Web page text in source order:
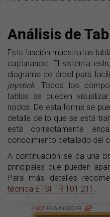
Análisis de
Esta función muestra las
capturando. El sistema
diagrama de árbol para
joystick. Todos los
tablas se pueden
nodos. De esta forma se
detalle de lo que se está
está correctamente
conocimiento detallado del
A continuación se da una
principales que pueden
Para más detalles
técnica ETSI TR 101 211 .